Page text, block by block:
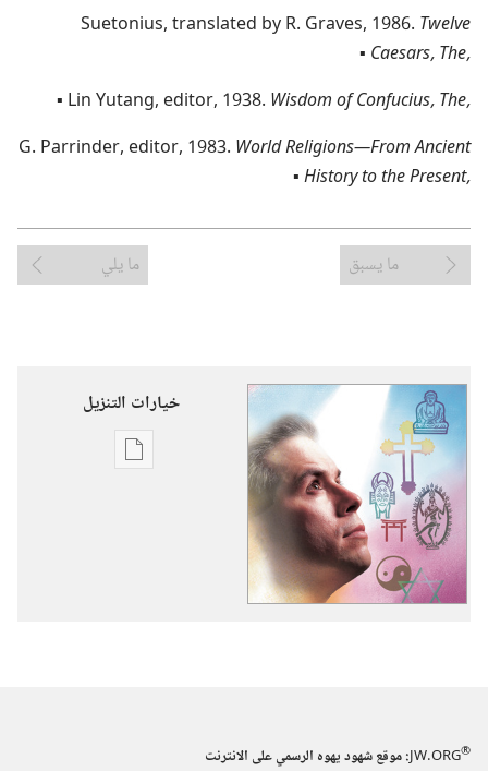
Sueto­nius,‎ translated by R.‎ Graves,‎ 1986.‎ Twelve
Caesars,‎ The,‎
▪
Lin Yutang,‎ editor,‎ 1938.‎ Wisdom of Confucius,‎ The,‎
▪
G.‎ Parrinder,‎ editor,‎ 1983.‎ World Religions​—From Ancient
History to the Present,‎
▪
ما يسبق ما يلي
خيارات التنزيل
خيارات
JW.ORG®
:‏ موقع شهود يهوه الرسمي على الانترنت